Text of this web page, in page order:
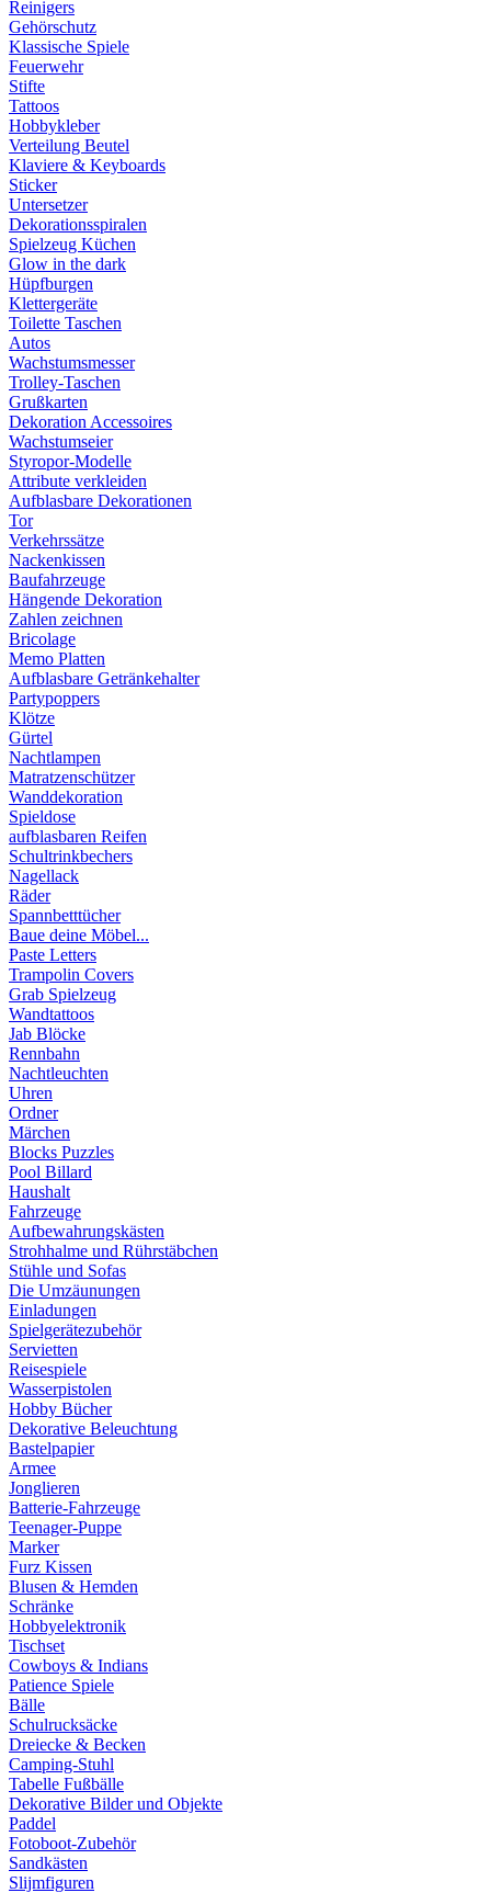
Reinigers
Gehörschutz
Klassische Spiele
Feuerwehr
Stifte
Tattoos
Hobbykleber
Verteilung Beutel
Klaviere & Keyboards
Sticker
Untersetzer
Dekorationsspiralen
Spielzeug Küchen
Glow in the dark
Hüpfburgen
Klettergeräte
Toilette Taschen
Autos
Wachstumsmesser
Trolley-Taschen
Grußkarten
Dekoration Accessoires
Wachstumseier
Styropor-Modelle
Attribute verkleiden
Aufblasbare Dekorationen
Tor
Verkehrssätze
Nackenkissen
Baufahrzeuge
Hängende Dekoration
Zahlen zeichnen
Bricolage
Memo Platten
Aufblasbare Getränkehalter
Partypoppers
Klötze
Gürtel
Nachtlampen
Matratzenschützer
Wanddekoration
Spieldose
aufblasbaren Reifen
Schultrinkbechers
Nagellack
Räder
Spannbetttücher
Baue deine Möbel...
Paste Letters
Trampolin Covers
Grab Spielzeug
Wandtattoos
Jab Blöcke
Rennbahn
Nachtleuchten
Uhren
Ordner
Märchen
Blocks Puzzles
Pool Billard
Haushalt
Fahrzeuge
Aufbewahrungskästen
Strohhalme und Rührstäbchen
Stühle und Sofas
Die Umzäunungen
Einladungen
Spielgerätezubehör
Servietten
Reisespiele
Wasserpistolen
Hobby Bücher
Dekorative Beleuchtung
Bastelpapier
Armee
Jonglieren
Batterie-Fahrzeuge
Teenager-Puppe
Marker
Furz Kissen
Blusen & Hemden
Schränke
Hobbyelektronik
Tischset
Cowboys & Indians
Patience Spiele
Bälle
Schulrucksäcke
Dreiecke & Becken
Camping-Stuhl
Tabelle Fußbälle
Dekorative Bilder und Objekte
Paddel
Fotoboot-Zubehör
Sandkästen
Slijmfiguren